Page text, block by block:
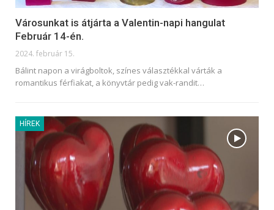
Városunkat is átjárta a Valentin-napi hangulat
Február 14-én.
2024. február 15.
Bálint napon a virágboltok, színes választékkal várták a
romantikus férfiakat, a könyvtár pedig vak-randit…
HÍREK